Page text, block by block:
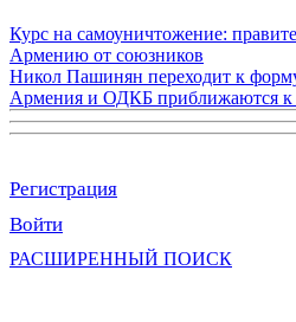
Курс на самоуничтожение:
Армению от союзников
Никол Пашинян переходит к
Армения и ОДКБ приближаются к
Регистрация
Войти
РАСШИРЕННЫЙ ПОИСК